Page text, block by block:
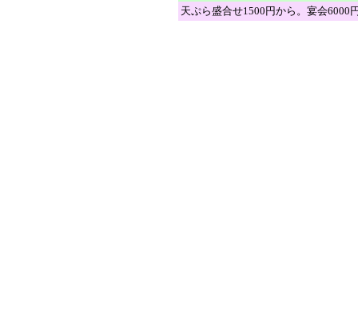
天ぷら盛合せ1500円から。宴会6000